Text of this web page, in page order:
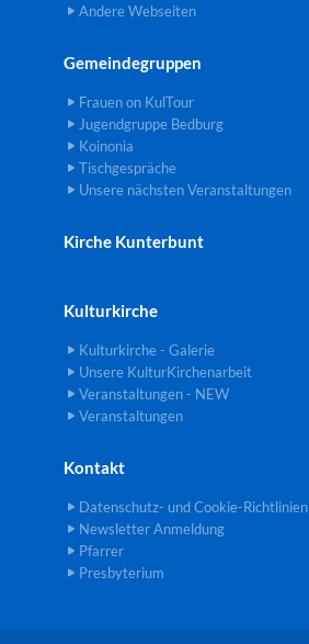
Andere Webseiten
Gemeindegruppen
Frauen on KulTour
Jugendgruppe Bedburg
Koinonia
Tischgespräche
Unsere nächsten Veranstaltungen
Kirche Kunterbunt
Kulturkirche
Kulturkirche - Galerie
Unsere KulturKirchenarbeit
Veranstaltungen - NEW
Veranstaltungen
Kontakt
Datenschutz- und Cookie-Richtlinien
Newsletter Anmeldung
Pfarrer
Presbyterium